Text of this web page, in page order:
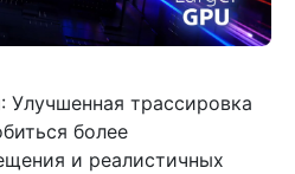
: Улучшенная трассировка
более
и реалистичных